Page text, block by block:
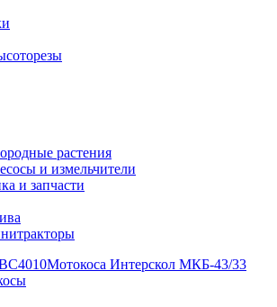
растения
и измельчители
и запчасти
Мотокоса Интерскол МКБ-43/33